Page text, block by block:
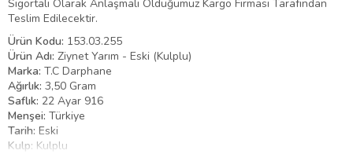
Sigortalı Olarak Anlaşmalı Olduğumuz Kargo Firması Tarafından
Teslim Edilecektir.
Ürün Kodu: 153.03.255
Ürün Adı: Ziynet Yarım - Eski (Kulplu)
Marka: T.C Darphane
Ağırlık: 3,50 Gram
Saflık: 22 Ayar 916
Menşei: Türkiye
Tarih: Eski
Kulp: Kulplu